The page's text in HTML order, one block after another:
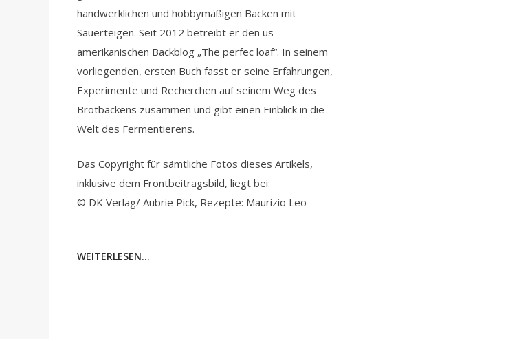
handwerklichen und hobbymäßigen Backen mit
Sauerteigen. Seit 2012 betreibt er den us-
amerikanischen Backblog „The perfec loaf“. In seinem
vorliegenden, ersten Buch fasst er seine Erfahrungen,
Experimente und Recherchen auf seinem Weg des
Brotbackens zusammen und gibt einen Einblick in die
Welt des Fermentierens.
Das Copyright für sämtliche Fotos dieses Artikels,
inklusive dem Frontbeitragsbild, liegt bei:
© DK Verlag/ Aubrie Pick, Rezepte: Maurizio Leo
WEITERLESEN...